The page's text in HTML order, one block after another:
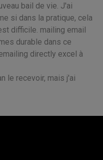
bail de vie. J'ai
si dans la pratique, cela
difficile. mailing email
durable dans ce
directly excel à
le recevoir, mais j'ai